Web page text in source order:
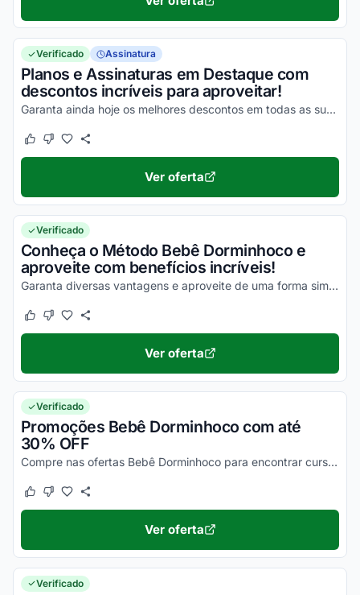
Verificado Assinatura
Planos e Assinaturas em Destaque com
descontos incríveis para aproveitar!
Garanta ainda hoje os melhores descontos em todas as suas assinaturas e aproveite para economizar!
Este cupom funcionou
Este cupom não funcionou
Ver oferta
Verificado
Conheça o Método Bebê Dorminhoco e
aproveite com benefícios incríveis!
Garanta diversas vantagens e aproveite de uma forma simples nas suas compras!
Este cupom funcionou
Este cupom não funcionou
Ver oferta
Verificado
Promoções Bebê Dorminhoco com até
30% OFF
Compre nas ofertas Bebê Dorminhoco para encontrar cursos com a máxima economia!
Este cupom funcionou
Este cupom não funcionou
Ver oferta
Verificado